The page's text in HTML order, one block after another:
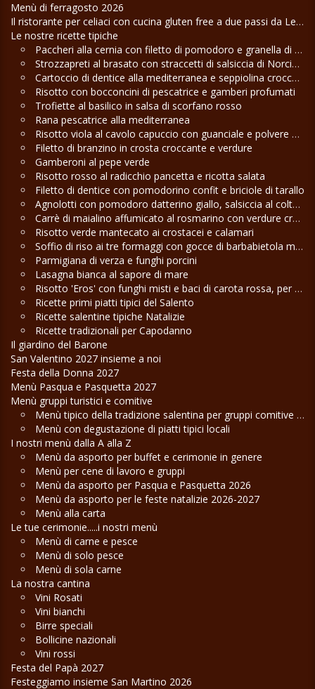
Menù di ferragosto 2026
Il ristorante per celiaci con cucina gluten free a due passi da Lecce
Le nostre ricette tipiche
Paccheri alla cernia con filetto di pomodoro e granella di pistacchio
Strozzapreti al brasato con straccetti di salsiccia di Norcia e funghi misti
Cartoccio di dentice alla mediterranea e seppiolina croccante
Risotto con bocconcini di pescatrice e gamberi profumati
Trofiette al basilico in salsa di scorfano rosso
Rana pescatrice alla mediterranea
Risotto viola al cavolo capuccio con guanciale e polvere di pistacchio
Filetto di branzino in crosta croccante e verdure
Gamberoni al pepe verde
Risotto rosso al radicchio pancetta e ricotta salata
Filetto di dentice con pomodorino confit e briciole di tarallo
Agnolotti con pomodoro datterino giallo, salsiccia al coltello e pecorino
Carrè di maialino affumicato al rosmarino con verdure croccanti
Risotto verde mantecato ai crostacei e calamari
Soffio di riso ai tre formaggi con gocce di barbabietola maliziosa
Parmigiana di verza e funghi porcini
Lasagna bianca al sapore di mare
Risotto 'Eros' con funghi misti e baci di carota rossa, per San Valentino
Ricette primi piatti tipici del Salento
Ricette salentine tipiche Natalizie
Ricette tradizionali per Capodanno
Il giardino del Barone
San Valentino 2027 insieme a noi
Festa della Donna 2027
Menù Pasqua e Pasquetta 2027
Menù gruppi turistici e comitive
Menù tipico della tradizione salentina per gruppi comitive e cene di lavoro
Menù con degustazione di piatti tipici locali
I nostri menù dalla A alla Z
Menù da asporto per buffet e cerimonie in genere
Menù per cene di lavoro e gruppi
Menù da asporto per Pasqua e Pasquetta 2026
Menù da asporto per le feste natalizie 2026-2027
Menù alla carta
Le tue cerimonie.....i nostri menù
Menù di carne e pesce
Menù di solo pesce
Menù di sola carne
La nostra cantina
Vini Rosati
Vini bianchi
Birre speciali
Bollicine nazionali
Vini rossi
Festa del Papà 2027
Festeggiamo insieme San Martino 2026